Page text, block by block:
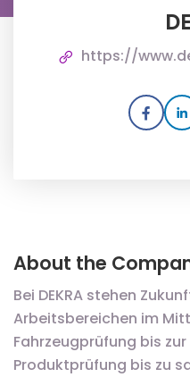
https://
About the
Bei DEKRA stehen
Arbeitsbereichen im
Fahrzeugprüfung bis
Produktprüfung bis zu